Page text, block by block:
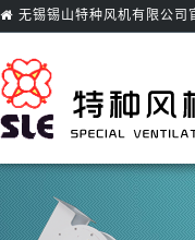
无锡锡山特种风机有限公